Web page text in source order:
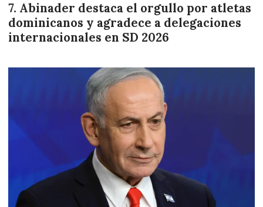
Abinader destaca el orgullo por atletas
dominicanos y agradece a delegaciones
internacionales en SD 2026